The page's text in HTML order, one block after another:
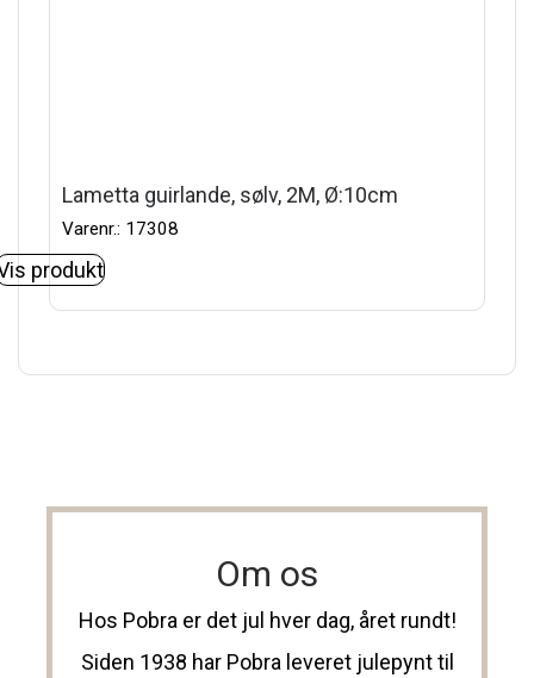
Lametta guirlande, sølv, 2M, Ø:10cm
Varenr.: 17308
produkt
Om os
Hos Pobra er det jul hver dag, året rundt!
Siden 1938 har Pobra leveret julepynt til